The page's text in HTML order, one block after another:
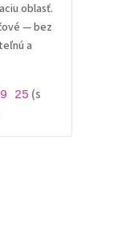
oblasť.
— bez
a
25 (s